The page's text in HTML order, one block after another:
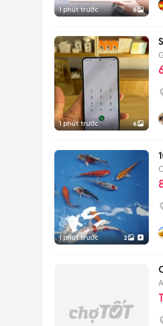
1 phút trước 6
1 phút trước 6
1 phút trước 2